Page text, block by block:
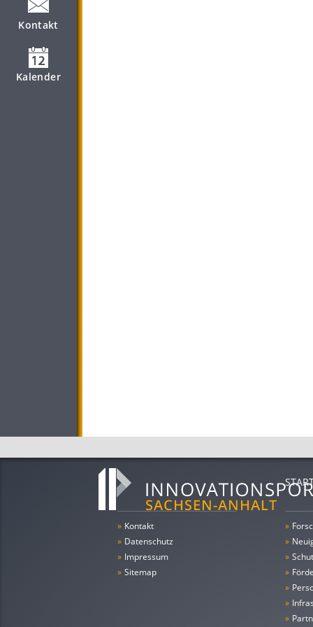
Kontakt
Kalender
» Kontakt
» Datenschutz
» Impressum
» Sitemap
»
»
»
»
»
»
»